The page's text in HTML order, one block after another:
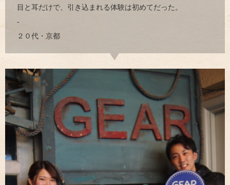
目と耳だけで、引き込まれる体験は初めてだった。
-
２０代・京都